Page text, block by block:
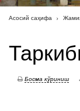
Асосий саҳифа
Босма кўриниш